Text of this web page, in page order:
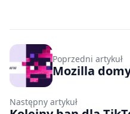
Poprzedni artykuł
Mozilla
Następny artykuł